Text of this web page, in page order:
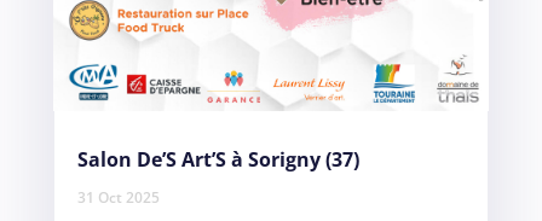
Salon De’S Art’S à Sorigny (37)
31 Oct 2025